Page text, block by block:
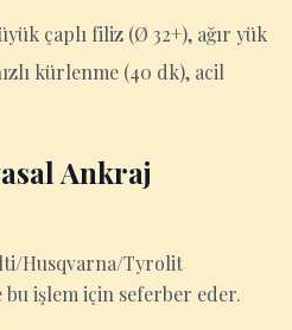
çaplı filiz (Ø 32+), ağır yük
kürlenme (40 dk), acil
Ankraj
Husqvarna/Tyrolit
bu işlem için seferber eder.